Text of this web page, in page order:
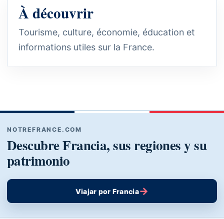
À découvrir
Tourisme, culture, économie, éducation et
informations utiles sur la France.
NOTREFRANCE.COM
Descubre Francia, sus regiones y su
patrimonio
Viajar por Francia→